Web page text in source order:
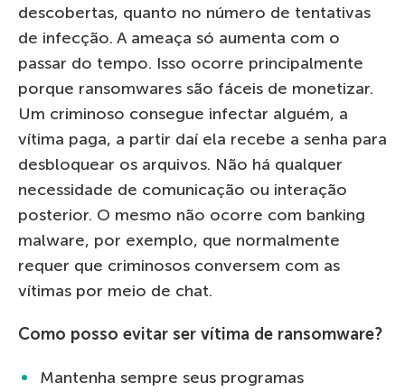
descobertas, quanto no número de tentativas
de infecção. A ameaça só aumenta com o
passar do tempo. Isso ocorre principalmente
porque ransomwares são fáceis de monetizar.
Um criminoso consegue infectar alguém, a
vítima paga, a partir daí ela recebe a senha para
desbloquear os arquivos. Não há qualquer
necessidade de comunicação ou interação
posterior. O mesmo não ocorre com banking
malware, por exemplo, que normalmente
requer que criminosos conversem com as
vítimas por meio de chat.
Como posso evitar ser vítima de ransomware?
Mantenha sempre seus programas